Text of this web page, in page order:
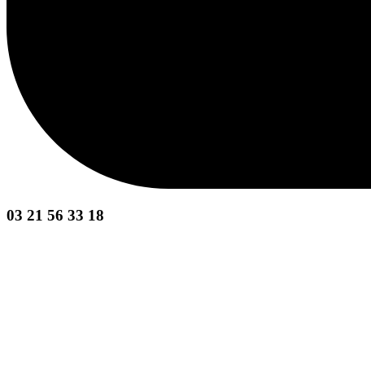
03 21 56 33 18